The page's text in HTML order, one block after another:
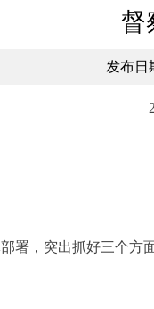
督
发布日
署，突出抓好三个方